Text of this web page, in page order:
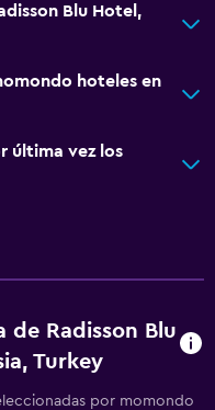
Blu Hotel,
hoteles en
última vez los
de Radisson Blu
Turkey
por momondo